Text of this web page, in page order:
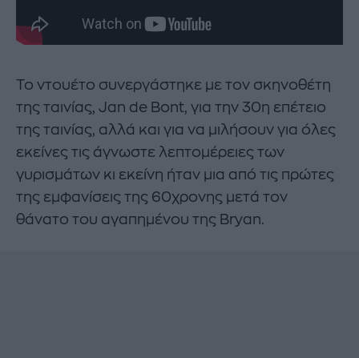
Το ντουέτο συνεργάστηκε με τον σκηνοθέτη
της ταινίας, Jan de Bont, για την 30η επέτειο
της ταινίας, αλλά και για να μιλήσουν για όλες
εκείνες τις άγνωστε λεπτομέρειες των
γυρισμάτων κι εκείνη ήταν μια από τις πρώτες
της εμφανίσεις της 60χρονης μετά τον
θάνατο του αγαπημένου της Bryan.